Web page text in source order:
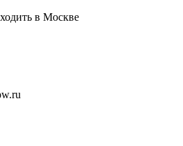
в Москве